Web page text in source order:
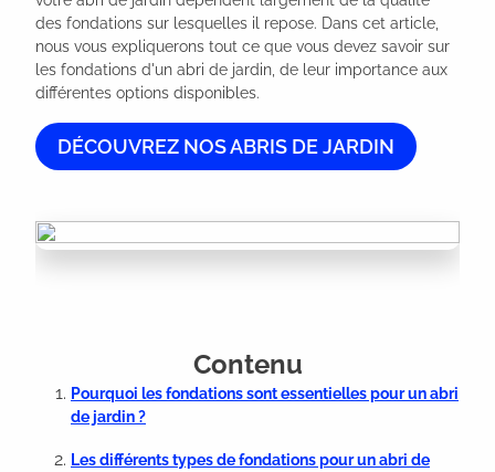
des fondations sur lesquelles il repose. Dans cet article,
nous vous expliquerons tout ce que vous devez savoir sur
les fondations d'un abri de jardin, de leur importance aux
différentes options disponibles.
DÉCOUVREZ NOS ABRIS DE JARDIN
Contenu
Pourquoi les fondations sont essentielles pour un abri
de jardin ?
Les différents types de fondations pour un abri de